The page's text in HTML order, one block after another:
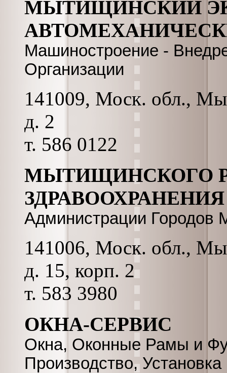
МЫТИЩИНСКИЙ
Машиностроение -
Организации
141009, Моск. обл.,
д. 2
т. 586 0122
МЫТИЩИНСКОГО
ЗДРАВООХРАНЕНИЯ
Администрации Городов
141006, Моск. обл.,
д. 15, корп. 2
т. 583 3980
ОКНА-СЕРВИС
Окна, Оконные Рамы и
Производство, Установка